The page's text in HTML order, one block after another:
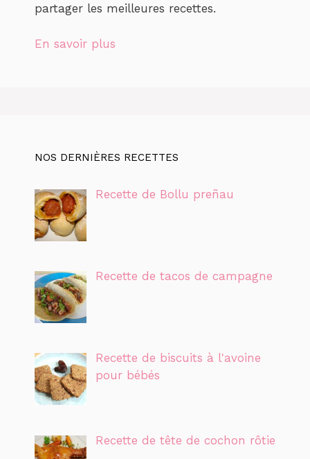
partager les meilleures recettes.
En savoir plus
NOS DERNIÈRES RECETTES
Recette de Bollu preñau
Recette de tacos de campagne
Recette de biscuits à l'avoine
pour bébés
Recette de tête de cochon rôtie